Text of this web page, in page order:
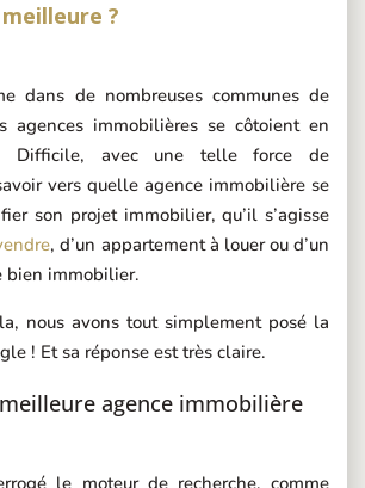
?
dans de nombreuses communes de
agences immobilières se côtoient en
avec une telle force de
vers quelle agence immobilière se
son projet immobilier, qu’il s’agisse
, d’un appartement à louer ou d’un
bien immobilier.
nous avons tout simplement posé la
! Et sa réponse est très claire.
agence immobilière
le moteur de recherche, comme